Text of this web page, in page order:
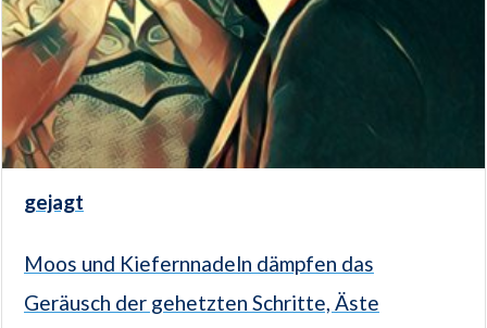
gejagt
Moos und Kiefernnadeln dämpfen das
Geräusch der gehetzten Schritte, Äste